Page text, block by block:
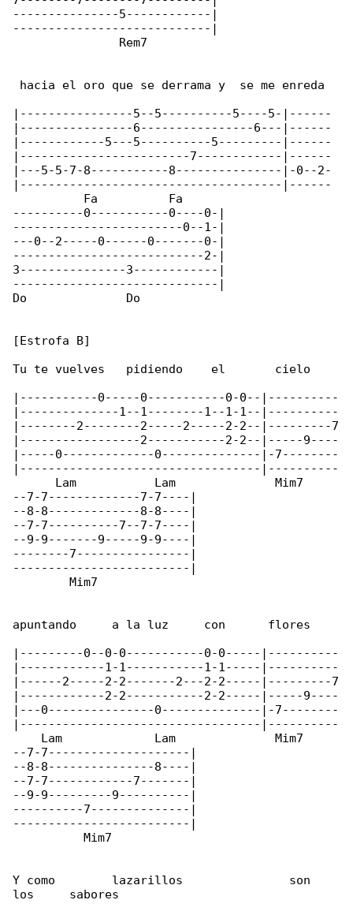
---------------5------------|
----------------------------|
               Rem7
hacia el oro que se derrama y  se me enreda
|----------------5--5----------5----5-|------
|----------------6----------------6---|------
|------------5---5----------5---------|------
|------------------------7------------|------
|---5-5-7-8-----------8---------------|-0--2-
|-------------------------------------|------
          Fa          Fa
----------0-----------0----0-|
------------------------0--1-|
---0--2-----0------0-------0-|
---------------------------2-|
3---------------3------------|
-----------------------------|
Do              Do
[Estrofa B]
Tu te vuelves   pidiendo    el       cielo
|-----------0-----0-----------0-0--|----------
|--------------1--1--------1--1-1--|----------
|--------2--------2-----2-----2-2--|---------7
|-----------------2-----------2-2--|-----9----
|-----0-------------0--------------|-7--------
|----------------------------------|----------
      Lam           Lam              Mim7
--7-7-------------7-7----|
--8-8-------------8-8----|
--7-7----------7--7-7----|
--9-9-------9-----9-9----|
--------7----------------|
-------------------------|
        Mim7
apuntando     a la luz     con      flores
|---------0--0-0-----------0-0-----|----------
|------------1-1-----------1-1-----|----------
|------2-----2-2-------2---2-2-----|---------7
|------------2-2-----------2-2-----|-----9----
|---0---------------0--------------|-7--------
|----------------------------------|----------
    Lam             Lam              Mim7
--7-7--------------------|
--8-8---------------8----|
--7-7------------7-------|
--9-9---------9----------|
----------7--------------|
-------------------------|
          Mim7
Y como        lazarillos               son
los     sabores